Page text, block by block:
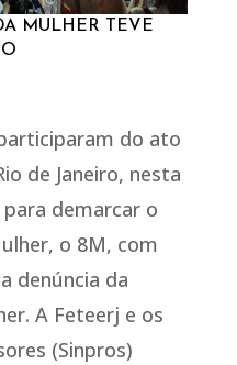
MULHER TEVE
do ato
de Janeiro, nesta
demarcar o
o 8M, com
denúncia da
A Feteerj e os
(Sinpros)